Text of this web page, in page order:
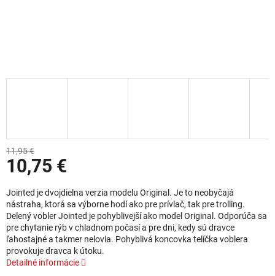
11,95 €
10,75 €
Jednotková cena:
Jointed je dvojdielna verzia modelu Original. Je to neobyčajá
nástraha, ktorá sa výborne hodí ako pre prívlač, tak pre trolling.
Delený vobler Jointed je pohyblivejší ako model Original. Odporúča sa
pre chytanie rýb v chladnom počasí a pre dni, kedy sú dravce
ľahostajné a takmer nelovia. Pohyblivá koncovka telíčka voblera
provokuje dravca k útoku.
Detailné informácie